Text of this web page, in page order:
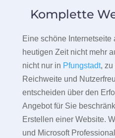
Komplette
Eine schöne Internetseite
heutigen Zeit nicht mehr
nicht nur in Pfungstadt, zu
Reichweite und
entscheiden über den
Angebot für Sie
Erstellen einer Website.
und Microsoft